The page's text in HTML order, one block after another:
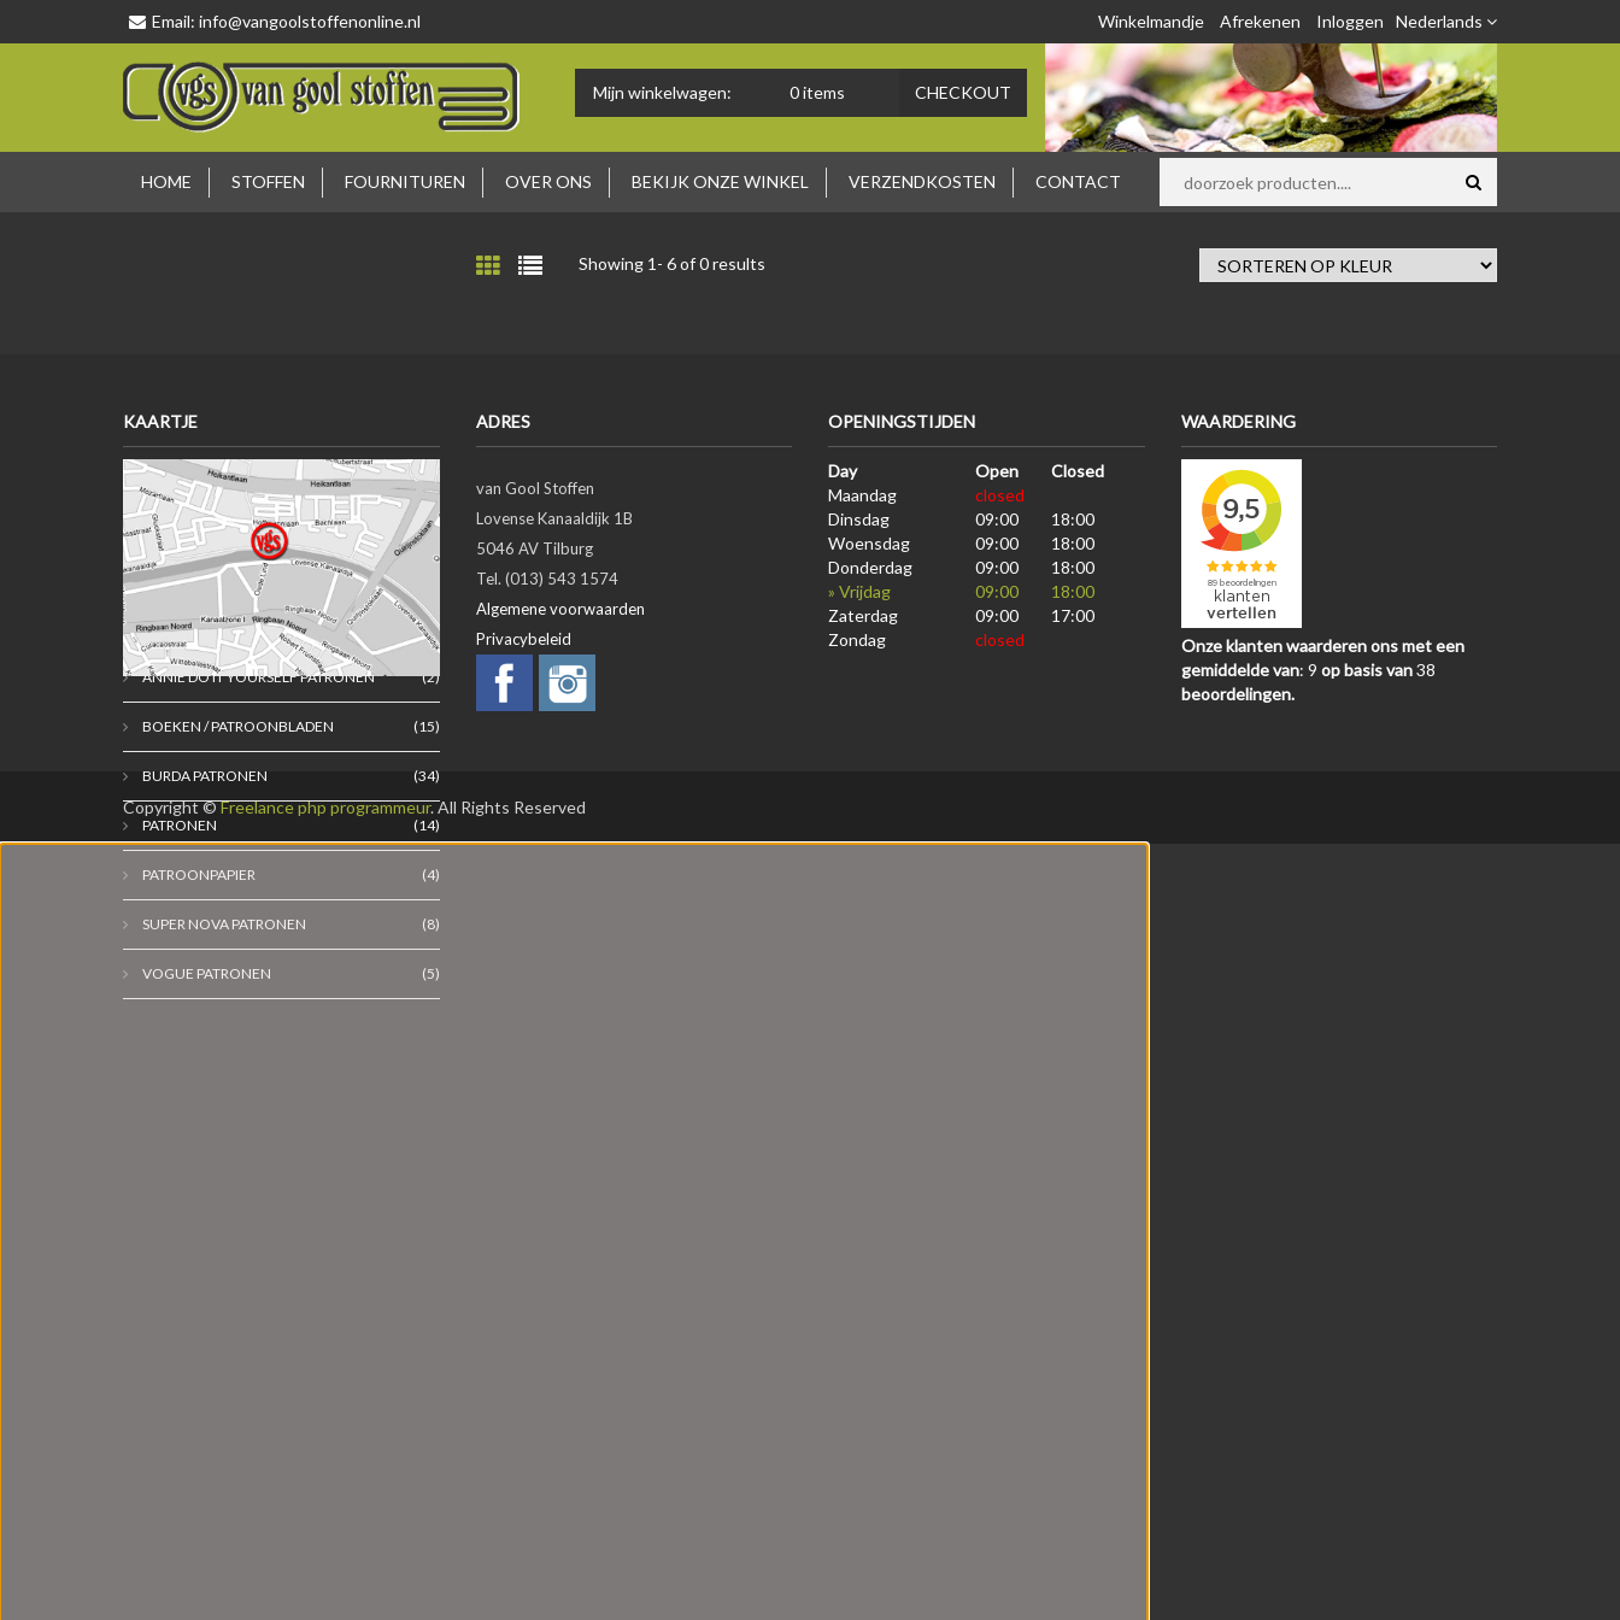
Email: info@vangoolstoffenonline.nl Nederlands
Winkelmandje Afrekenen Inloggen
Mijn winkelwagen: 0items CHECKOUT
HOME STOFFEN FOURNITUREN OVER ONS BEKIJK ONZE WINKEL VERZENDKOSTEN CONTACT
FIBREMOOD
FIBREMOOD (1)
ANNIE DO IT YOURSELF PATRONEN (2)
BOEKEN / PATROONBLADEN (15)
BURDA PATRONEN (34)
PATRONEN (14)
PATROONPAPIER (4)
SUPER NOVA PATRONEN (8)
VOGUE PATRONEN (5)
Showing 1- 6of 0 results
KAARTJE ADRES
van Gool Stoffen
Lovense Kanaaldijk 1B
5046 AV Tilburg
Tel. (013) 543 1574
Algemene voorwaarden
Privacybeleid
OPENINGSTIJDEN
Day Open
Closed
Maandag
closed
Dinsdag
09:00
18:00
Woensdag
09:00
18:00
Donderdag
09:00
18:00
» Vrijdag
09:00
18:00
Zaterdag
09:00
17:00
Zondag
closed
WAARDERING
Onze klanten waarderen ons met een
gemiddelde van: 9 op basis van 38
beoordelingen.
Copyright ©Freelance php programmeur. All Rights Reserved